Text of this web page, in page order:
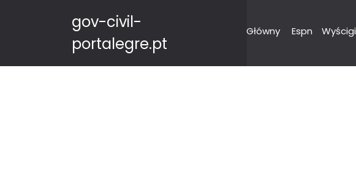
gov-civil-
portalegre.pt
Główny Espn Wyścigi